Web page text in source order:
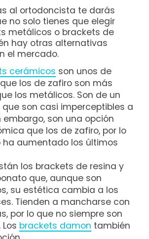
al ortodoncista te darás
no solo tienes que elegir
metálicos o brackets de
hay otras alternativas
el mercado.
cerámicos son unos de
los de zafiro son más
los metálicos. Son de un
son casi imperceptibles a
embargo, son una opción
que los de zafiro, por lo
ha aumentado los últimos
los brackets de resina y
que, aunque son
su estética cambia a los
Tienden a mancharse con
por lo que no siempre son
brackets damon también